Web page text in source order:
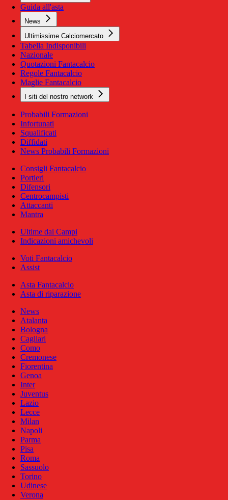
Guida all'asta
News
Ultimissime Calciomercato
Tabella Indisponibili
Nazionale
Quotazioni Fantacalcio
Regole Fantacalcio
Maglie Fantacalcio
I siti del nostro network
Probabili Formazioni
Infortunati
Squalificati
Diffidati
News Probabili Formazioni
Consigli Fantacalcio
Portieri
Difensori
Centrocampisti
Attaccanti
Mantra
Ultime dai Campi
Indicazioni amichevoli
Voti Fantacalcio
Assist
Asta Fantacalcio
Asta di riparazione
News
Atalanta
Bologna
Cagliari
Como
Cremonese
Fiorentina
Genoa
Inter
Juventus
Lazio
Lecce
Milan
Napoli
Parma
Pisa
Roma
Sassuolo
Torino
Udinese
Verona